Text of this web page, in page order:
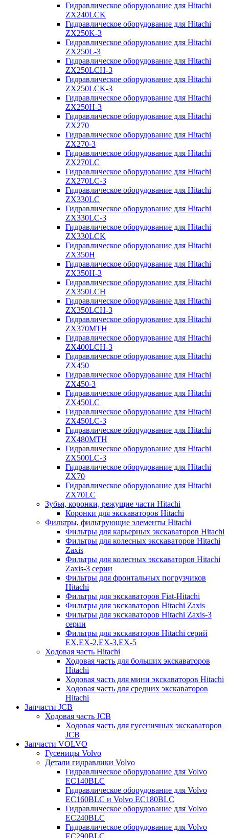
Гидравлическое оборудование для Hitachi
ZX240LCK
Гидравлическое оборудование для Hitachi
ZX250K-3
Гидравлическое оборудование для Hitachi
ZX250L-3
Гидравлическое оборудование для Hitachi
ZX250LCH-3
Гидравлическое оборудование для Hitachi
ZX250LCK-3
Гидравлическое оборудование для Hitachi
ZX250Н-3
Гидравлическое оборудование для Hitachi
ZX270
Гидравлическое оборудование для Hitachi
ZX270-3
Гидравлическое оборудование для Hitachi
ZX270LC
Гидравлическое оборудование для Hitachi
ZX270LC-3
Гидравлическое оборудование для Hitachi
ZX330LC
Гидравлическое оборудование для Hitachi
ZX330LC-3
Гидравлическое оборудование для Hitachi
ZX330LCK
Гидравлическое оборудование для Hitachi
ZX350H
Гидравлическое оборудование для Hitachi
ZX350H-3
Гидравлическое оборудование для Hitachi
ZX350LCH
Гидравлическое оборудование для Hitachi
ZX350LCH-3
Гидравлическое оборудование для Hitachi
ZX370MTH
Гидравлическое оборудование для Hitachi
ZX400LCH-3
Гидравлическое оборудование для Hitachi
ZX450
Гидравлическое оборудование для Hitachi
ZX450-3
Гидравлическое оборудование для Hitachi
ZX450LC
Гидравлическое оборудование для Hitachi
ZX450LC-3
Гидравлическое оборудование для Hitachi
ZX480MTH
Гидравлическое оборудование для Hitachi
ZX500LC-3
Гидравлическое оборудование для Hitachi
ZX70
Гидравлическое оборудование для Hitachi
ZX70LC
Зубья, коронки, режущие части Hitachi
Коронки для экскаваторов Hitachi
Фильтры, фильтрующие элементы Hitachi
Фильтры для карьерных экскаваторов Hitachi
Фильтры для колесных экскаваторов Hitachi
Zaxis
Фильтры для колесных экскаваторов Hitachi
Zaxis-3 серии
Фильтры для фронтальных погрузчиков
Hitachi
Фильтры для экскаваторов Fiat-Hitachi
Фильтры для экскаваторов Hitachi Zaxis
Фильтры для экскаваторов Hitachi Zaxis-3
серии
Фильтры для экскаваторов Hitachi серий
EX,EX-2,EX-3,EX-5
Ходовая часть Hitachi
Ходовая часть для больших экскаваторов
Hitachi
Ходовая часть для мини экскаваторов Hitachi
Ходовая часть для средних экскаваторов
Hitachi
Запчасти JCB
Ходовая часть JCB
Ходовая часть для гусеничных экскаваторов
JCB
Запчасти VOLVO
Гусеницы Volvo
Детали гидравлики Volvo
Гидравлическое оборудование для Volvo
EC140BLC
Гидравлическое оборудование для Volvo
EC160BLC и Volvo EC180BLC
Гидравлическое оборудование для Volvo
EC240BLC
Гидравлическое оборудование для Volvo
EC290BLC